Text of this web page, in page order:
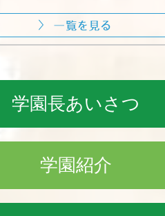
学園長あいさつ
学園紹介